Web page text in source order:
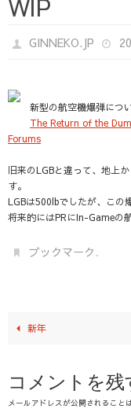
WIP
GINNEKO.JP
新型の航空機爆弾につ
The Return of the
Forums
旧来のLGBと違って、地上
す。
LGBは500lbでしたが、この
将来的にはPRにIn-Gameの
ブックマーク .
新年
コメントを残
メールアドレスが公開されること